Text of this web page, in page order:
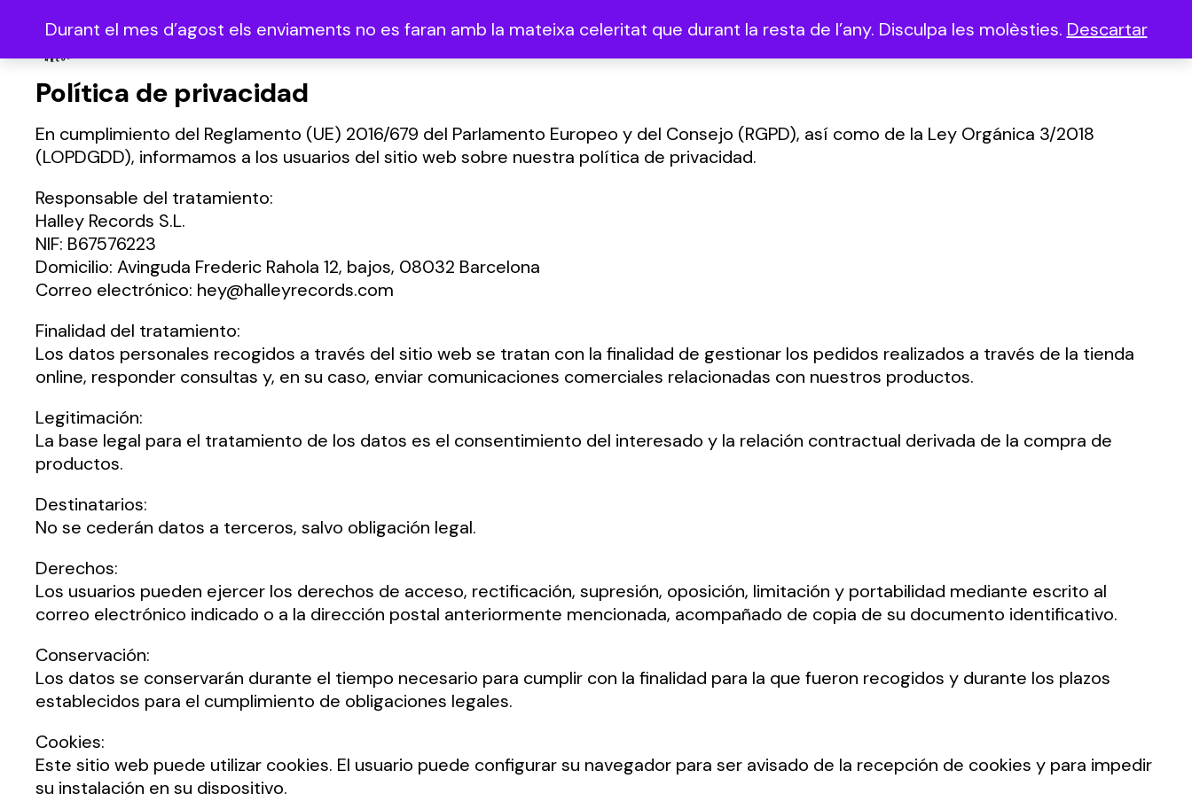
(0)
Política de privacidad
En cumplimiento del Reglamento (UE) 2016/679 del Parlamento Europeo y del Consejo (RGPD), así como de la Ley Orgánica 3/2018
(LOPDGDD), informamos a los usuarios del sitio web sobre nuestra política de privacidad.
Responsable del tratamiento:
Halley Records S.L.
NIF: B67576223
Domicilio: Avinguda Frederic Rahola 12, bajos, 08032 Barcelona
Correo electrónico: hey@halleyrecords.com
Finalidad del tratamiento:
Los datos personales recogidos a través del sitio web se tratan con la finalidad de gestionar los pedidos realizados a través de la tienda
online, responder consultas y, en su caso, enviar comunicaciones comerciales relacionadas con nuestros productos.
Legitimación:
La base legal para el tratamiento de los datos es el consentimiento del interesado y la relación contractual derivada de la compra de
productos.
Destinatarios:
No se cederán datos a terceros, salvo obligación legal.
Derechos:
Los usuarios pueden ejercer los derechos de acceso, rectificación, supresión, oposición, limitación y portabilidad mediante escrito al
correo electrónico indicado o a la dirección postal anteriormente mencionada, acompañado de copia de su documento identificativo.
Conservación:
Los datos se conservarán durante el tiempo necesario para cumplir con la finalidad para la que fueron recogidos y durante los plazos
establecidos para el cumplimiento de obligaciones legales.
Cookies:
Este sitio web puede utilizar cookies. El usuario puede configurar su navegador para ser avisado de la recepción de cookies y para impedir
su instalación en su dispositivo.
Durant el mes d’agost els enviaments no es faran amb la mateixa celeritat que durant la resta de l’any. Disculpa les molèsties. Descartar